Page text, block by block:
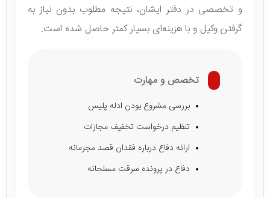
و تخصصی در دفتر ایشان، نتیجه مطلوب بدون نیاز به
گرفتن وکیل و با هزینه‌ای بسیار کمتر حاصل شده است.
تخصص و مهارت
بررسی مشروع بودن ادله پلیس
تنظیم درخواست تخفیف مجازات
ارائه دفاع درباره فقدان قصد مجرمانه
دفاع در پرونده سرقت مسلحانه